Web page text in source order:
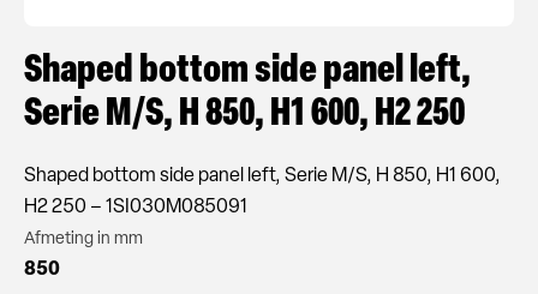
Shaped bottom side panel left,
Serie M/S, H 850, H1 600, H2 250
Shaped bottom side panel left, Serie M/S, H 850, H1 600,
H2 250 – 1SI030M085091
Afmeting in mm
850